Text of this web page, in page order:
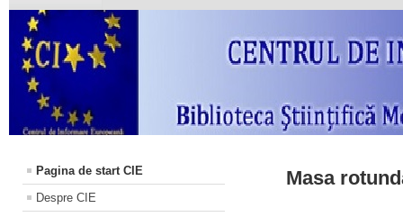
Pagina de start CIE
Despre CIE
Masa